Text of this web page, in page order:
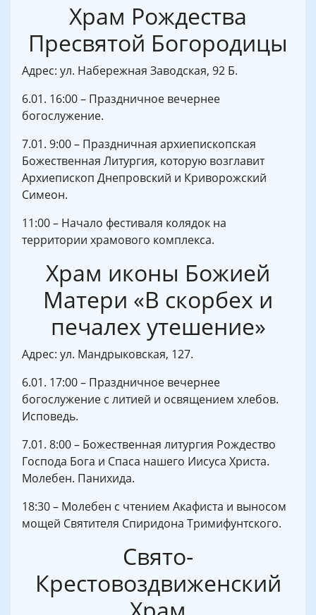
Храм Рождества
Пресвятой Богородицы
Адрес: ул. Набережная Заводская, 92 Б.
6.01. 16:00 – Праздничное вечернее
богослужение.
7.01. 9:00 – Праздничная архиепископская
Божественная Литургия, которую возглавит
Архиепископ Днепровский и Криворожский
Симеон.
11:00 – Начало фестиваля колядок на
территории храмового комплекса.
Храм иконы Божией
Матери «В скорбех и
печалех утешение»
Адрес: ул. Мандрыковская, 127.
6.01. 17:00 – Праздничное вечернее
богослужение с литией и освящением хлебов.
Исповедь.
7.01. 8:00 – Божественная литургия Рождество
Господа Бога и Спаса нашего Иисуса Христа.
Молебен. Панихида.
18:30 – Молебен с чтением Акафиста и выносом
мощей Святителя Спиридона Тримифунтского.
Свято-
Крестовоздвиженский